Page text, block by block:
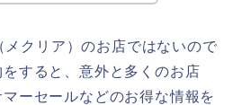
クリア）のお店ではないので
すると、意外と多くのお店
ーセールなどのお得な情報を